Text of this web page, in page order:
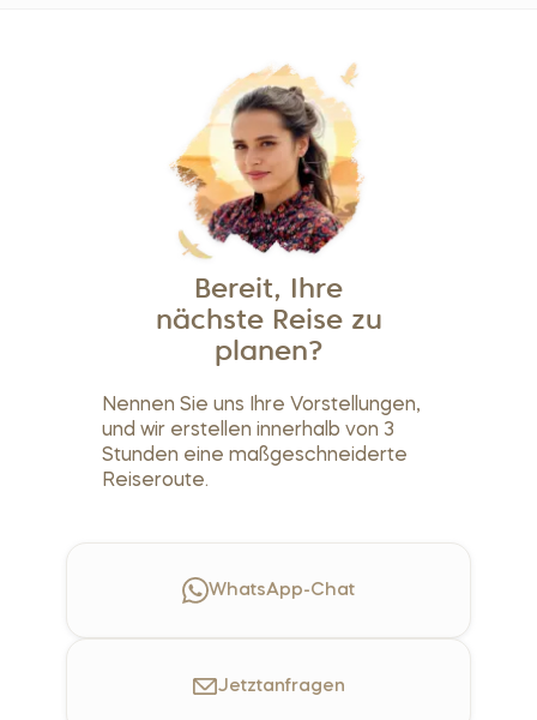
Bereit, Ihre
nächste Reise zu
planen?
Nennen Sie uns Ihre Vorstellungen,
und wir erstellen innerhalb von 3
Stunden eine maßgeschneiderte
Reiseroute.
WhatsApp-Chat
Jetztanfragen